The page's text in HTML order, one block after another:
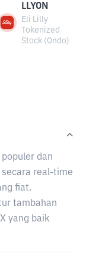
LLYON
Eli Lilly
Tokenized
Stock (Ondo)
dan
real-time
fiat.
tambahan
yang baik